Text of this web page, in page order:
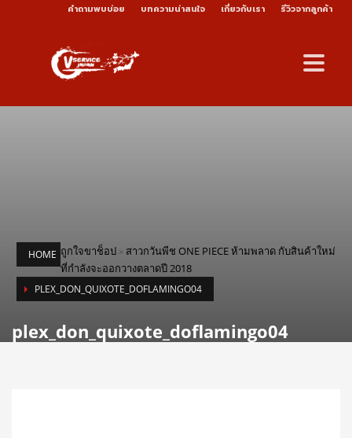
คำถามพบบ่อย บทความน่าสนใจ เกี่ยวกับเรา รีวิวจากลูกค้า
HOME ถูกใจขาช็อป » สาวกวันพีช ONE PIECE ห้ามพลาด กับสินค้าใหม่
ที่กำลังจะออกวางตลาดปี 2018
PLEX_DON_QUIXOTE_DOFLAMINGO04
plex_don_quixote_doflamingo04